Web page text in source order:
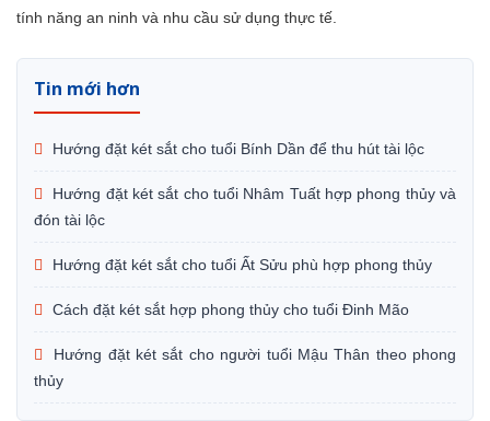
tính năng an ninh và nhu cầu sử dụng thực tế.
Tin mới hơn
Hướng đặt két sắt cho tuổi Bính Dần để thu hút tài lộc
Hướng đặt két sắt cho tuổi Nhâm Tuất hợp phong thủy và
đón tài lộc
Hướng đặt két sắt cho tuổi Ất Sửu phù hợp phong thủy
Cách đặt két sắt hợp phong thủy cho tuổi Đinh Mão
Hướng đặt két sắt cho người tuổi Mậu Thân theo phong
thủy